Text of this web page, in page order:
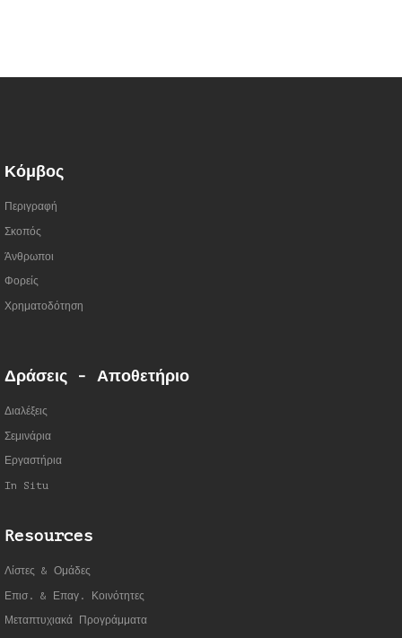
Κόμβος
Περιγραφή
Σκοπός
Άνθρωποι
Φορείς
Χρηματοδότηση
Δράσεις - Αποθετήριο
Διαλέξεις
Σεμινάρια
Εργαστήρια
In Situ
Resources
Λίστες & Ομάδες
Επισ. & Επαγ. Κοινότητες
Μεταπτυχιακά Προγράμματα